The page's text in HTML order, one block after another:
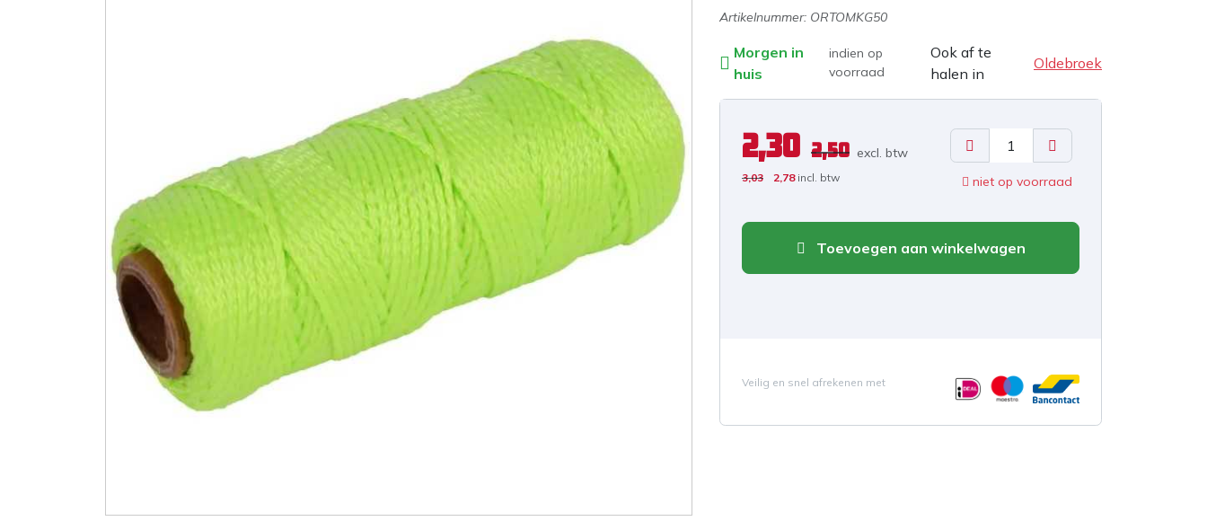
Artikelnummer: ORTOMKG50
Morgen in
huis
indien op
voorraad
Ook af te
halen in
Oldebroek
2,30 2,50 excl. btw
3,03 2,78 incl. btw niet op voorraad
Toevoegen aan winkelwagen
Veilig en snel afrekenen met